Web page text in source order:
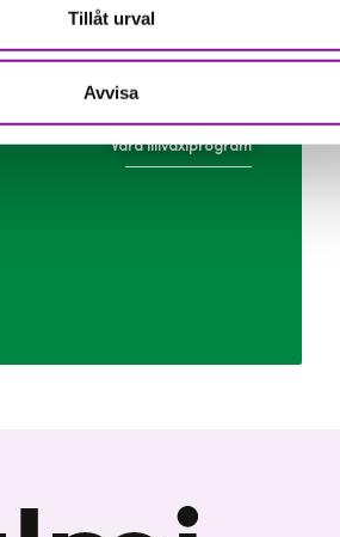
Tillåt urval
Avvisa
Våra tillväxtprogram